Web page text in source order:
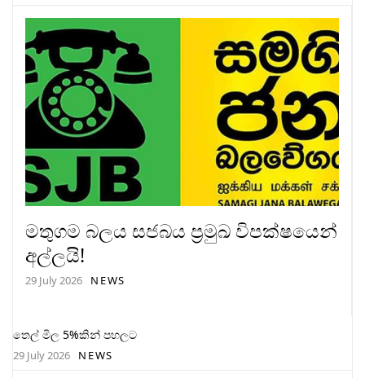
මතුගම බලය සජබය ප්‍රමුඛ විපක්ෂයෙන්
අල්ලයි!
29 July 2026 NEWS
තෙල් මිල 5%කින් පහලට
29 July 2026 NEWS